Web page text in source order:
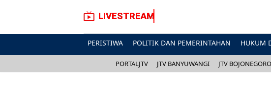
LIVESTREAM
PERISTIWA POLITIK DAN PEMERINTAHAN HUKUM
PORTALJTV JTV BANYUWANGI JTV BOJONEGORO